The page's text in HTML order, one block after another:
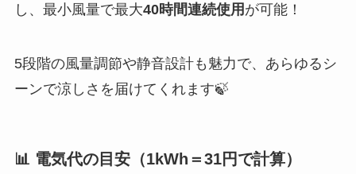
し、最小風量で最大40時間連続使用 が可能！
5段階の風量調節や静音設計も魅力で、あらゆるシ
ーンで涼しさを届けてくれます🍃
📊 電気代の目安（1kWh＝31円で計算）